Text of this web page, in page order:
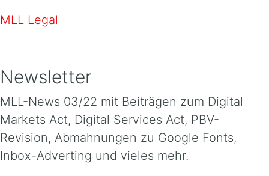
MLL Legal
Newsletter
MLL-News 03/22 mit Beiträgen zum Digital
Markets Act, Digital Services Act, PBV-
Revision, Abmahnungen zu Google Fonts,
Inbox-Adverting und vieles mehr.